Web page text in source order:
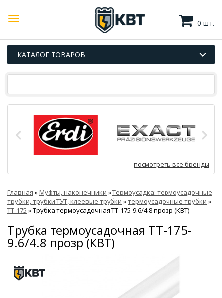
0 шт.
КАТАЛОГ ТОВАРОВ
посмотреть все бренды
Главная »Муфты, наконечники »Термоусадка: термоусадочные
трубки, трубки ТУТ, клеевые трубки »термоусадочные трубки »
ТТ-175 »Трубка термоусадочная ТТ-175-9.6/4.8 прозр (КВТ)
Трубка термоусадочная ТТ-175-
9.6/4.8 прозр (КВТ)